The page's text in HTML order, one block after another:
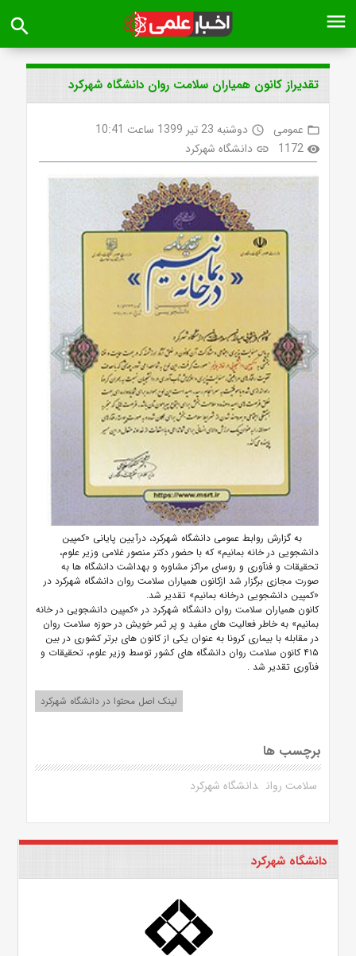
menu
search
تقدیراز کانون همیاران سلامت روان دانشگاه شهرکرد
folder_open عمومی access_time دوشنبه 23 تیر 1399 ساعت 10:41
visibility
1172
link دانشگاه شهرکرد
به گزارش روابط عمومی دانشگاه شهرکرد، درآیین پایانی «کمپین
دانشجویی در خانه بمانیم» که با حضور دکتر منصور غلامی وزیر علوم،
تحقیقات و فنآوری و روسای مراکز مشاوره و بهداشت دانشگاه ها به
صورت مجازی برگزار شد ازکانون همیاران سلامت روان دانشگاه شهرکرد در
«کمپین دانشجویی درخانه بمانیم» تقدیر شد.
کانون همیاران سلامت روان دانشگاه شهرکرد در «کمپین دانشجویی در خانه
بمانیم» به خاطر فعالیت های مفید و پر ثمر خویش در حوزه سلامت روان
در مقابله با بیماری کرونا به عنوان یکی از کانون های برتر کشوری در بین
۴۱۵ کانون سلامت روان دانشگاه های کشور توسط وزیر علوم، تحقیقات و
فنآوری تقدیر شد .
لینک اصل محتوا در دانشگاه شهرکرد
برچسب ها
سلامت روان دانشگاه شهرکرد
دانشگاه شهرکرد